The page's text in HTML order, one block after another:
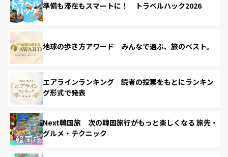
準備も滞在もスマートに！ トラベルハック2026
地球の歩き方アワード みんなで選ぶ、旅のベスト。
エアラインランキング 読者の投票をもとにランキン
グ形式で発表
Next韓国旅 次の韓国旅行がもっと楽しくなる 旅先・
グルメ・テクニック